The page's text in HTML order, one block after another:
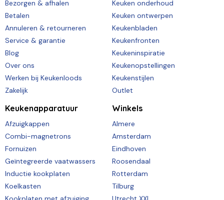
Bezorgen & afhalen
Betalen
Annuleren & retourneren
Service & garantie
Blog
Over ons
Werken bij Keukenloods
Zakelijk
Keuken onderhoud
Keuken ontwerpen
Keukenbladen
Keukenfronten
Keukeninspiratie
Keukenopstellingen
Keukenstijlen
Outlet
Keukenapparatuur
Afzuigkappen
Combi-magnetrons
Fornuizen
Geïntegreerde vaatwassers
Inductie kookplaten
Koelkasten
Winkels
Almere
Amsterdam
Eindhoven
Roosendaal
Rotterdam
Tilburg